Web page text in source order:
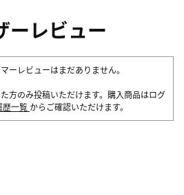
ーレビュー
ーレビューはまだありません。
方のみ投稿いただけます。購入商品はログ
歴一覧 からご確認いただけます。